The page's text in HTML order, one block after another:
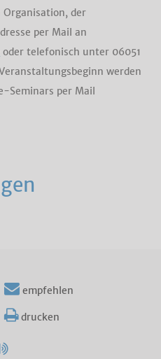
der
per Mail an
oder telefonisch unter 06051
werden
Seminars per Mail
empfehlen
drucken